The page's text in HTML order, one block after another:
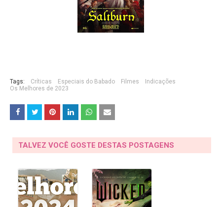
Tags: Críticas Especiais do Babado Filmes
Indicações
Os Melhores de 2023
TALVEZ VOCÊ GOSTE DESTAS POSTAGENS